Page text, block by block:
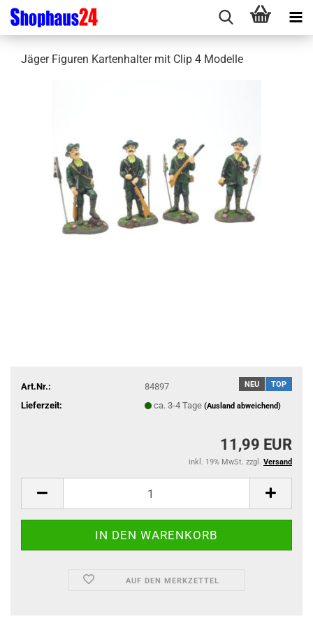
Jäger Figuren Kartenhalter mit Clip 4 Modelle
NEU TOP
Art.Nr.:
84897
Lieferzeit:
ca. 3-4 Tage (Ausland abweichend)
11,99 EUR
inkl. 19% MwSt. zzgl. Versand
AUF DEN MERKZETTEL